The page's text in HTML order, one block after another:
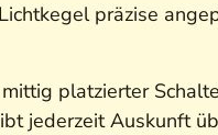
präzise
platzierter
jederzeit Auskunft